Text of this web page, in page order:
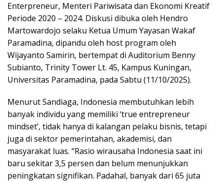
Enterpreneur, Menteri Pariwisata dan Ekonomi Kreatif
Periode 2020 – 2024. Diskusi dibuka oleh Hendro
Martowardojo selaku Ketua Umum Yayasan Wakaf
Paramadina, dipandu oleh host program oleh
Wijayanto Samirin, bertempat di Auditorium Benny
Subianto, Trinity Tower Lt. 45, Kampus Kuningan,
Universitas Paramadina, pada Sabtu (11/10/2025).
Menurut Sandiaga, Indonesia membutuhkan lebih
banyak individu yang memiliki ‘true entrepreneur
mindset’, tidak hanya di kalangan pelaku bisnis, tetapi
juga di sektor pemerintahan, akademisi, dan
masyarakat luas. “Rasio wirausaha Indonesia saat ini
baru sekitar 3,5 persen dan belum menunjukkan
peningkatan signifikan. Padahal, banyak dari 65 juta